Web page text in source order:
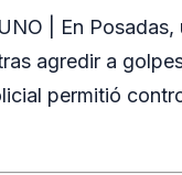
| En
agredir a
permitió